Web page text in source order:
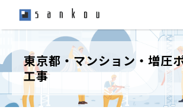
東京都・マンション・増圧
工事